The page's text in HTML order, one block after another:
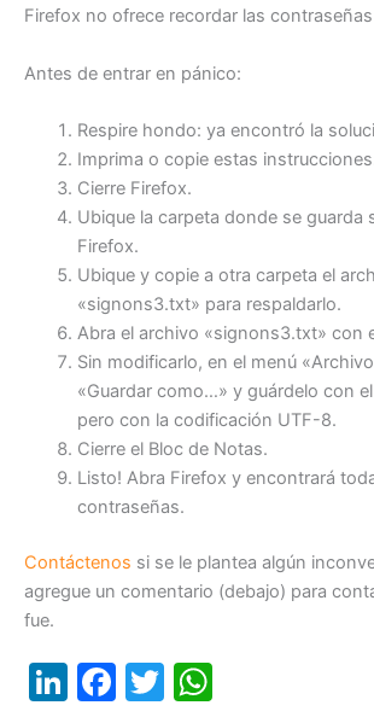
Firefox no ofrece recordar las
Antes de entrar en pánico:
Respire hondo: ya encontró la
Imprima o copie estas
Cierre Firefox.
Ubique la carpeta donde se guarda
Firefox.
Ubique y copie a otra carpeta el
«signons3.txt» para respaldarlo.
Abra el archivo «signons3.txt» con
Sin modificarlo, en el menú
«Guardar como…» y guárdelo con
pero con la codificación UTF-8.
Cierre el Bloc de Notas.
Listo! Abra Firefox y encontrará
contraseñas.
Contáctenos si se le plantea algún
agregue un comentario (debajo) para
fue.
Li F
T